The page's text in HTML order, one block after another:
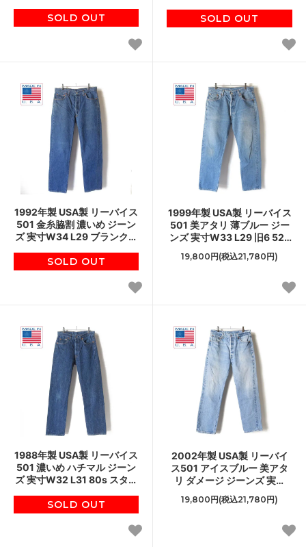
場 ビンテージ D150
SOLD OUT
D150
SOLD OUT
1992年製 USA製 リーバイス
501 金糸脇割 濃いめ ジーン
ズ 実寸W34 L29 ブランクタ
ジ D150
SOLD OUT
1999年製 USA製 リーバイス
501 美アタリ 薄ブルー ジー
ンズ 実寸W33 L29 旧6 524
刻印 90s アメリカ製 ビンテ
ージ D150
19,800円(税込21,780円)
1988年製 USA製 リーバイス
501 濃いめ ハチマル ジーン
ズ 実寸W32 L31 80s スタン
ージ D150
SOLD OUT
2002年製 USA製 リーバイ
ス501 アイスブルー 美アタ
リ ダメージ ジーンズ 実寸
W33 L30 00s アメリカ製 ビ
ンテージ D150
19,800円(税込21,780円)